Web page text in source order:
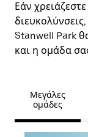
Εάν
Stanwell Park
και η ομάδα
Μεγάλες
ομάδες